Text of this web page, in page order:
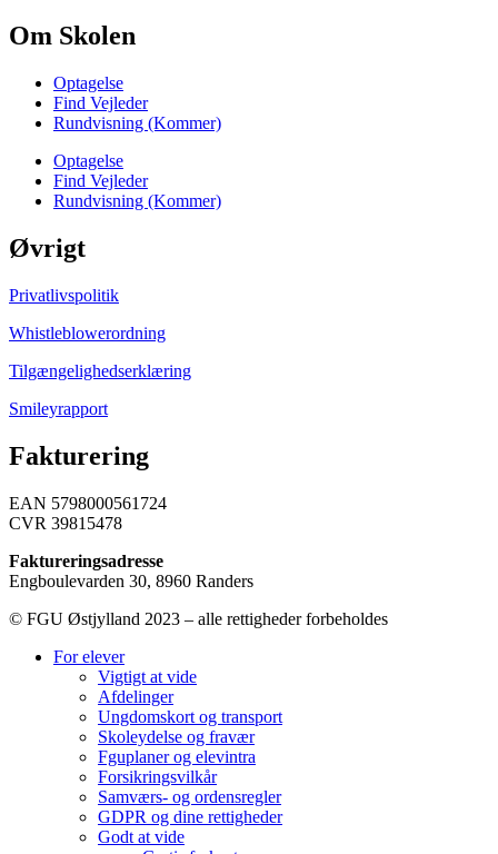
Om Skolen
Optagelse
Find Vejleder
Rundvisning (Kommer)
Optagelse
Find Vejleder
Rundvisning (Kommer)
Øvrigt
Privatlivspolitik
Whistleblowerordning
Tilgængelighedserklæring
Smileyrapport
Fakturering
EAN 5798000561724
CVR 39815478
Faktureringsadresse
Engboulevarden 30, 8960 Randers
© FGU Østjylland 2023 – alle rettigheder forbeholdes
For elever
Vigtigt at vide
Afdelinger
Ungdomskort og transport
Skoleydelse og fravær
Fguplaner og elevintra
Forsikringsvilkår
Samværs- og ordensregler
GDPR og dine rettigheder
Godt at vide